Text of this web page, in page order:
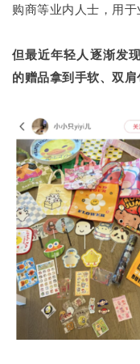
购商等业内人士，用于
但最近年轻人逐渐发
的赠品拿到手软、双肩